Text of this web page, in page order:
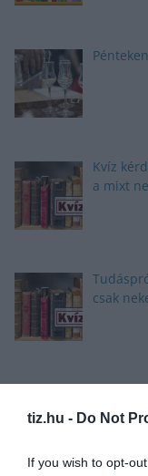
tiz.hu - Do Not
If you wish to opt-
Kvíz
a mixt
csak
fejtörő